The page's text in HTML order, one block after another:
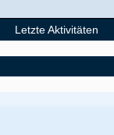
Letzte Aktivitäten